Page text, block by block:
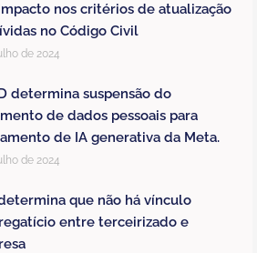
nos critérios de atualização
no Código Civil
de 2024
determina suspensão do
de dados pessoais para
de IA generativa da Meta.
de 2024
que não há vínculo
entre terceirizado e